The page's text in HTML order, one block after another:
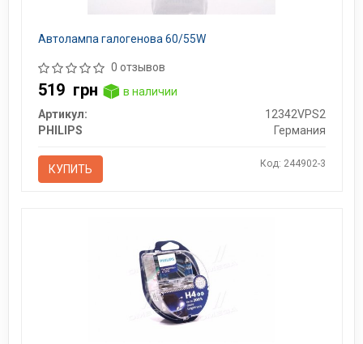
Автолампа галогенова 60/55W
0 отзывов
519 грн
в наличии
Артикул:
12342VPS2
PHILIPS
Германия
КУПИТЬ Код: 244902-3